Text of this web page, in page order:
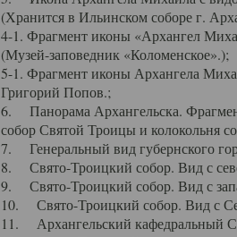
(Хранится в Ильинском соборе г.
4-1. Фрагмент иконы «Архангел
(Музей-заповедник «Коломенское».);
5-1. Фрагмент иконы Архангела
Григорий Попов.;
6. Панорама Архангельска.
собор Святой Троицы и колокольня
7. Генеральный вид губернского
8. Свято-Троицкий собор. Вид с
9. Свято-Троицкий собор. Вид с
10. Свято-Троицкий собор. Вид с
11. Архангельский кафедральный